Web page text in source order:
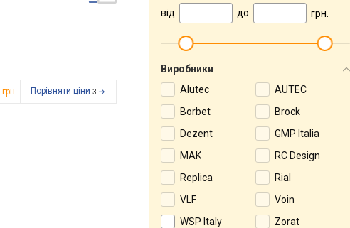
грн. Порівняти ціни 3
від
до грн.
Виробники
Alutec
AUTEC
Borbet
Brock
Dezent
GMP Italia
MAK
RC Design
Replica
Rial
VLF
Voin
WSP Italy
Zorat